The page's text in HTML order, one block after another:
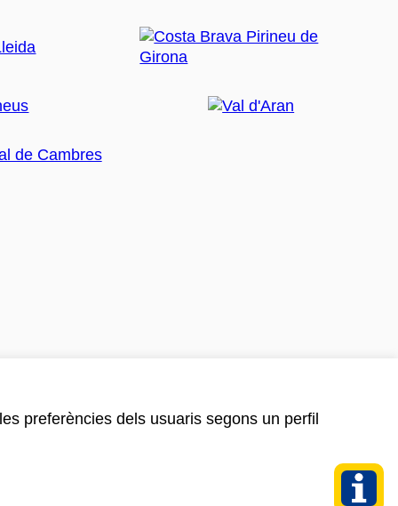
preferències dels usuaris segons un perfil